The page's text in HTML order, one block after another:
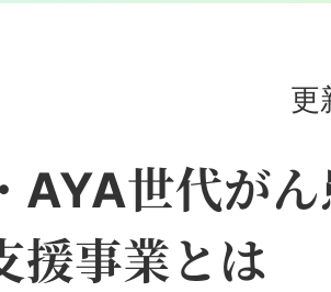
更
AYA世代が
援事業とは